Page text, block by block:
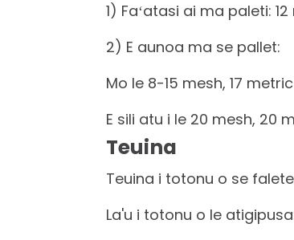
1) Faʻatasi ai ma paleti:
2) E aunoa ma se pallet:
Mo le 8-15 mesh, 17
E sili atu i le 20 mesh,
Teuina
Teuina i totonu o se
La'u i totonu o le